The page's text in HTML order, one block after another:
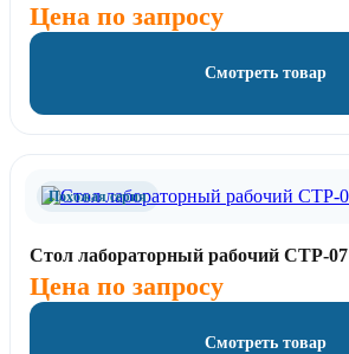
Цена по запросу
Смотреть товар
Похожая серия
Стол лабораторный рабочий СТР-07
Цена по запросу
Смотреть товар